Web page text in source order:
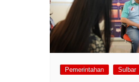
Pemerintahan Sulbar